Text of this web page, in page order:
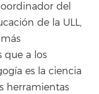
del
de la ULL,
que a los
es la ciencia
herramientas